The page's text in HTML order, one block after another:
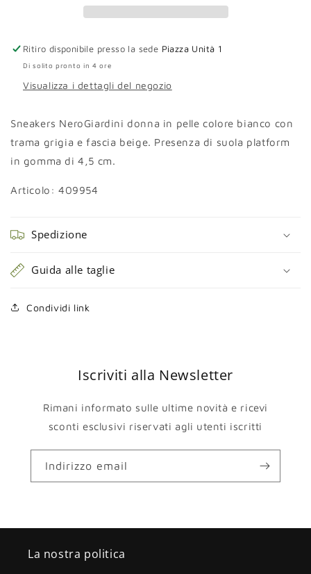
platform
fascia
platform
Ritiro disponibile presso la sede Piazza Unità 1
Di solito pronto in 4 ore
Visualizza i dettagli del negozio
Sneakers NeroGiardini donna in pelle colore bianco con
trama grigia e fascia beige. Presenza di suola platform
in gomma di 4,5 cm.
Articolo: 409954
Spedizione
Guida alle taglie
Condividi link
Iscriviti alla Newsletter
Rimani informato sulle ultime novità e ricevi
sconti esclusivi riservati agli utenti iscritti
Indirizzo email
La nostra politica